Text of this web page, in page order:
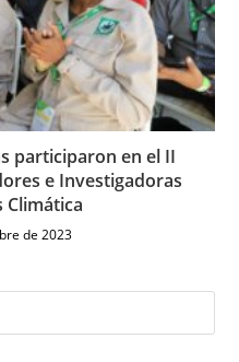
participaron en el II
e Investigadoras
Climática
de 2023